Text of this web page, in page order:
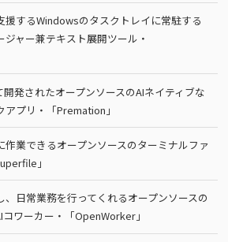
援するWindowsのタスクトレイに常駐する
ャー兼テキスト展開ツール・
発されたオープンソースのAIネイティブな
プリ・「Premation」
業できるオープンソースのターミナルファ
」
日常業務を行ってくれるオープンソースの
ワーカー・「OpenWorker」